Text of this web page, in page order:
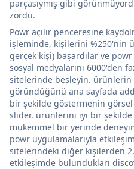
parçasıymış gibi
zordu.
Powr açılır penceresine
işleminde, kişilerini %250'nin
gerçek kişi) başardılar ve
sosyal medyalarını 6000'den
sitelerinde besleyin. ürünlerin
göründüğünü ana sayfada
bir şekilde göstermenin
slider. ürünlerini iyi bir
mükemmel bir yerinde
powr uygulamalarıyla
sitelerindeki diğer kişilerden
etkileşimde bulundukları